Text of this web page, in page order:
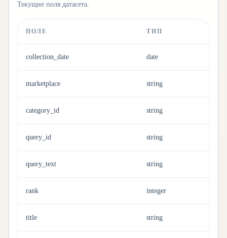
Текущие поля датасета.
ПОЛЕ ТИП
collection_date date
marketplace string
category_id string
query_id string
query_text string
rank integer
title string